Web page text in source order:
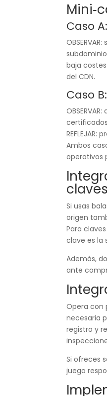
Caso
baja
del CDN.
Caso
Ambos
operativos
Si usas
origen
Para
clave es la
Además,
ante
Opera con
necesaria
registro y
Si ofreces
juego